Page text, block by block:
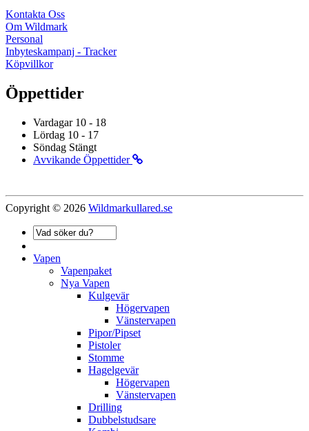
Kontakta Oss
Om Wildmark
Personal
Inbyteskampanj - Tracker
Köpvillkor
Öppettider
Vardagar 10 - 18
Lördag 10 - 17
Söndag Stängt
Avvikande Öppettider
Copyright © 2026 Wildmarkullared.se
Vapen
Vapenpaket
Nya Vapen
Kulgevär
Högervapen
Vänstervapen
Pipor/Pipset
Pistoler
Stomme
Hagelgevär
Högervapen
Vänstervapen
Drilling
Dubbelstudsare